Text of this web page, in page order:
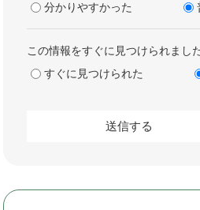
分かりやすかった
この情報をすぐに見つけられまし
すぐに見つけられた